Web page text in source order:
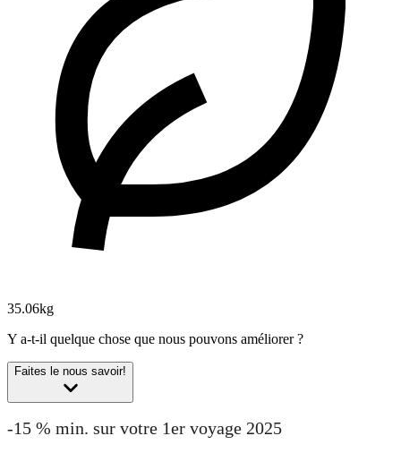
35.06kg
Y a-t-il quelque chose que nous pouvons améliorer ?
Faites le nous savoir!
-15 % min. sur votre 1er voyage 2025